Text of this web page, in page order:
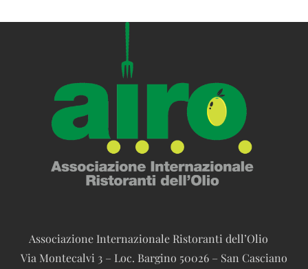
€890,00
possono
essere
scelte
pagina
del
Associazione Internazionale Ristoranti dell’Olio
Via Montecalvi 3 – Loc. Bargino 50026 – San Casciano